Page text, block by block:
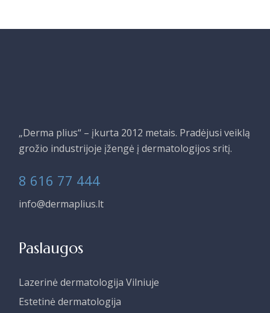
„Derma plius“ – įkurta 2012 metais. Pradėjusi veiklą
grožio industrijoje įžengė į dermatologijos sritį.
8 616 77 444
info@dermaplius.lt
Paslaugos
Lazerinė dermatologija Vilniuje
Estetinė dermatologija